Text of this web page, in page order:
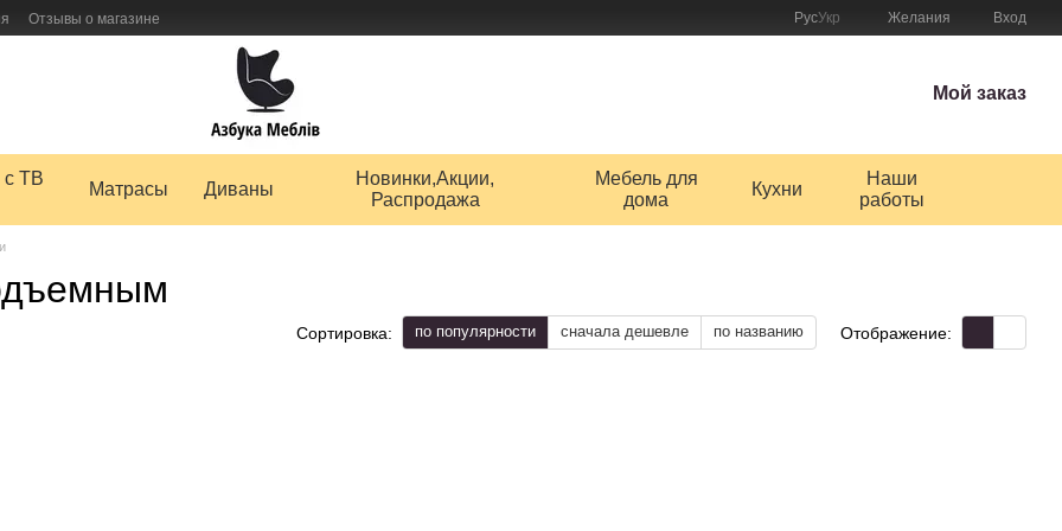
Отзывы о магазине
РусУкр Желания Вход
Мой заказ
ТВ
Матрасы Диваны
Новинки,Акции,
Распродажа
Мебель для
дома
Кухни
Наши
работы
Сортировка: по популярности сначала дешевле по названию Отображение: